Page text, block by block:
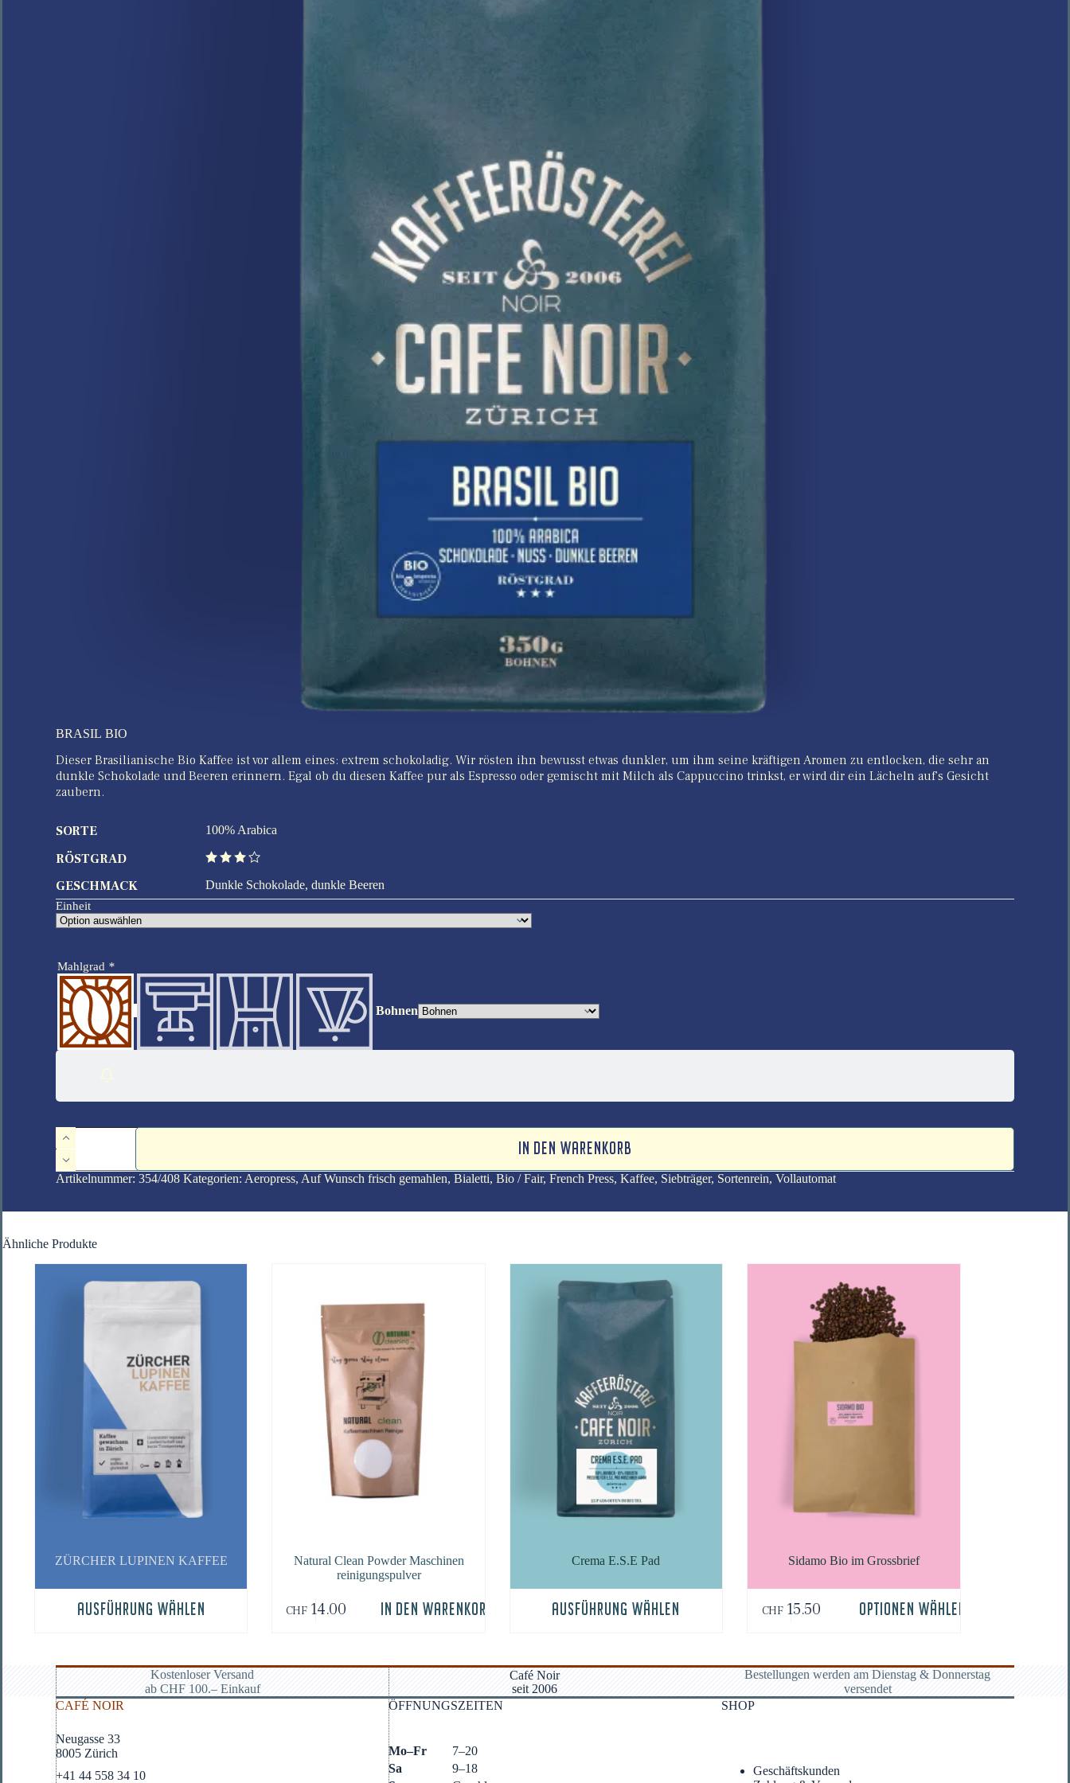
BRA­SIL BIO
Dieser Brasilianische Bio Kaffee ist vor allem eines: extrem schokoladig. Wir rösten ihn bewusst etwas dunkler, um ihm seine kräftigen Aromen zu entlocken, die sehr an
dunkle Schokolade und Beeren erinnern. Egal ob du diesen Kaffee pur als Espresso oder gemischt mit Milch als Cappuccino trinkst, er wird dir ein Lächeln auf's Gesicht
zaubern.
SORTE 100% Arabica
RÖSTGRAD
GESCHMACK Dunkle Schokolade, dunkle Beeren
Einheit
Mahlgrad *
Bohnen
Brasil
Bio
Menge
IN DEN WARENKORB
Artikelnummer:354/408 Kategorien: Aero­press, Auf Wunsch frisch gemahlen,Bialetti,Bio / Fair,French Press,Kaffee, Sieb­träger, Sorten­rein,Vollautomat
Ähnliche Produkte
ZÜR­CHER LUPI­NEN KAFFEE
AUSFÜHRUNG WÄHLEN
Optionen
können
Produktseite
gewählt
Natu­ral Clean Pow­der Maschi­nen
reinigungspulver
CHF14.00 IN DEN WARENKORB
Cre­ma E.S.E Pad
AUSFÜHRUNG WÄHLEN
auf.
Die
Optionen
können
Sida­mo Bio im Grossbrief
CHF15.50 OPTIONEN WÄHLEN
Kostenloser Versand
ab CHF 100.– Einkauf
Café Noir
seit 2006
Bestellungen werden am Dienstag & Donnerstag
versendet
CAFÉ NOIR
Neugasse 33
8005 Zürich
+41 44 558 34 10
ÖFFNUNGSZEITEN
Mo–Fr
7–20
Sa
9–18
SHOP
Geschäfts­kun­den